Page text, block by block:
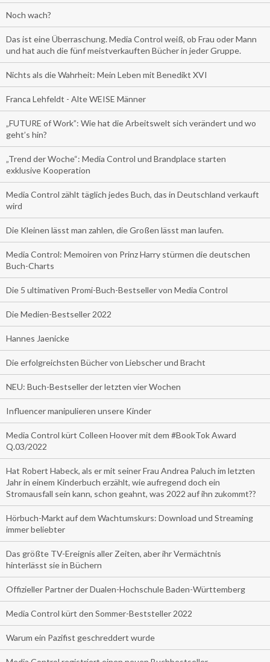
Noch wach?
Das ist eine Überraschung. Media Control weiß, ob Frau oder Mann
und hat auch die fünf meistverkauften Bücher in jeder Gruppe.
Nichts als die Wahrheit: Mein Leben mit Benedikt XVI
Franca Lehfeldt - Alte WEISE Männer
„FUTURE of Work”: Wie hat die Arbeitswelt sich verändert und wo
geht’s hin?
„Trend der Woche“: Media Control und Brandplace starten
exklusive Kooperation
Media Control zählt täglich jedes Buch, das in Deutschland verkauft
wird
Die Kleinen lässt man zahlen, die Großen lässt man laufen.
Media Control: Memoiren von Prinz Harry stürmen die deutschen
Buch-Charts
Die 5 ultimativen Promi-Buch-Bestseller von Media Control
Die Medien-Bestseller 2022
Hannes Jaenicke
Die erfolgreichsten Bücher von Liebscher und Bracht
NEU: Buch-Bestseller der letzten vier Wochen
Influencer manipulieren unsere Kinder
Media Control kürt Colleen Hoover mit dem #BookTok Award
Q.03/2022
Hat Robert Habeck, als er mit seiner Frau Andrea Paluch im letzten
Jahr in einem Kinderbuch erzählt, wie aufregend doch ein
Stromausfall sein kann, schon geahnt, was 2022 auf ihn zukommt??
Hörbuch-Markt auf dem Wachtumskurs: Download und Streaming
immer beliebter
Das größte TV-Ereignis aller Zeiten, aber ihr Vermächtnis
hinterlässt sie in Büchern
Offizieller Partner der Dualen-Hochschule Baden-Württemberg
Media Control kürt den Sommer-Beststeller 2022
Warum ein Pazifist geschreddert wurde